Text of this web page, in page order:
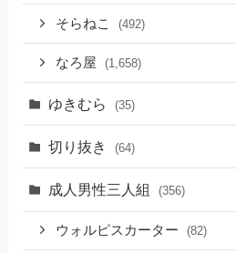
そらねこ (492)
なろ屋 (1,658)
ゆきむら (35)
切り抜き (64)
成人男性三人組 (356)
ウォルピスカーター (82)